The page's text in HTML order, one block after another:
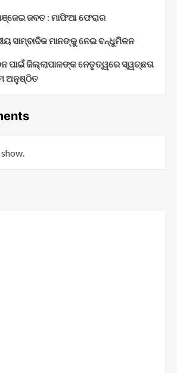
ଜବତ : ମାଫିଆ ଫେରାର
ସାମ୍ବାଦିକ ମାନଙ୍କୁ ନେଇ ବନ୍ଧୁମିଳନ
ପାଇଁ ଜିଲ୍ଲାପାଳଙ୍କ ନେତୃତ୍ୱରେ ସ୍ୱଚ୍ଛତା
ଅନୁଷ୍ଠିତ